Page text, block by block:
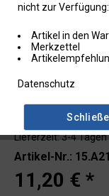
Lieferzeit: 3-4 Tagen
Artikel-Nr.:
11,20 € *
nicht zur Verfügung:
Artikel in den
Merkzettel
Datenschutz